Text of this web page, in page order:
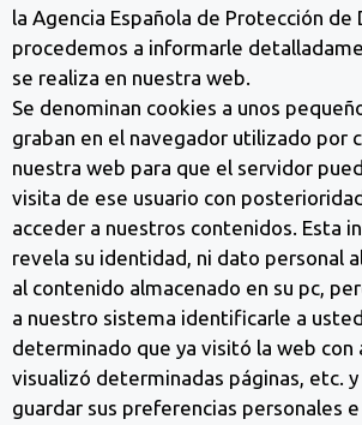
la Agencia Española de Protección de
procedemos a informarle
se realiza en nuestra web.
Se denominan cookies a unos
graban en el navegador utilizado por
nuestra web para que el servidor
visita de ese usuario con
acceder a nuestros contenidos. Esta
revela su identidad, ni dato personal
al contenido almacenado en su pc,
a nuestro sistema identificarle a
determinado que ya visitó la web con
visualizó determinadas páginas, etc.
guardar sus preferencias personales